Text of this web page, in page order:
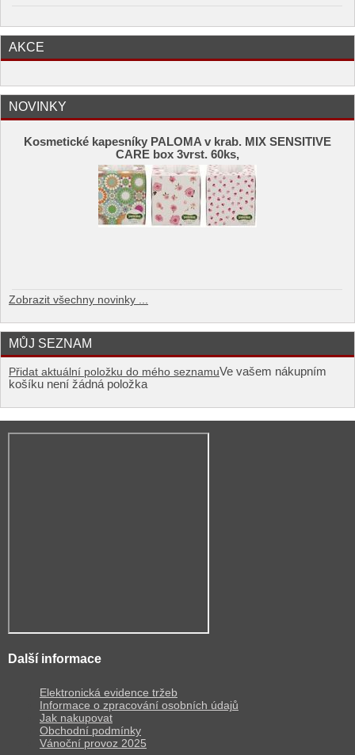
AKCE
NOVINKY
Kosmetické kapesníky PALOMA v krab. MIX SENSITIVE
CARE box 3vrst. 60ks,
Zobrazit všechny novinky ...
MŮJ SEZNAM
Přidat aktuální položku do mého seznamuVe vašem nákupním
košíku není žádná položka
Další informace
Elektronická evidence tržeb
Informace o zpracování osobních údajů
Jak nakupovat
Obchodní podmínky
Vánoční provoz 2025